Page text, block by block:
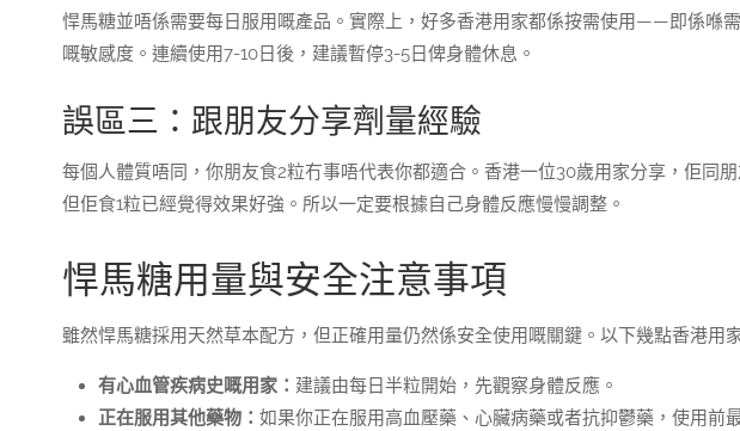
悍馬糖並唔係需要每日服用嘅產品。實際上，好多香港用家都係按需使用——即係喺
嘅敏感度。連續使用7-10日後，建議暫停3-5日俾身體休息。
誤區三：跟朋友分享劑量經驗
每個人體質唔同，你朋友食2粒冇事唔代表你都適合。香港一位30歲用家分享，佢同
但佢食1粒已經覺得效果好強。所以一定要根據自己身體反應慢慢調整。
悍馬糖用量與安全注意事項
雖然悍馬糖採用天然草本配方，但正確用量仍然係安全使用嘅關鍵。以下幾點香港用
有心血管疾病史嘅用家： 建議由每日半粒開始，先觀察身體反應。
正在服用其他藥物： 如果你正在服用高血壓藥、心臟病藥或者抗抑鬱藥，使用前